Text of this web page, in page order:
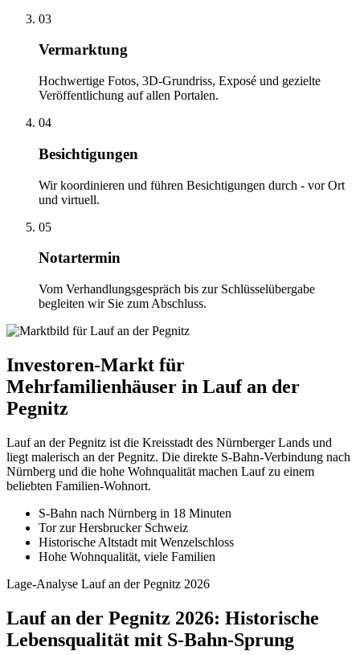
03
Vermarktung
Hochwertige Fotos, 3D-Grundriss, Exposé und gezielte
Veröffentlichung auf allen Portalen.
04
Besichtigungen
Wir koordinieren und führen Besichtigungen durch - vor Ort
und virtuell.
05
Notartermin
Vom Verhandlungsgespräch bis zur Schlüsselübergabe
begleiten wir Sie zum Abschluss.
Investoren-Markt für
Mehrfamilienhäuser in Lauf an der
Pegnitz
Lauf an der Pegnitz ist die Kreisstadt des Nürnberger Lands und
liegt malerisch an der Pegnitz. Die direkte S-Bahn-Verbindung nach
Nürnberg und die hohe Wohnqualität machen Lauf zu einem
beliebten Familien-Wohnort.
S-Bahn nach Nürnberg in 18 Minuten
Tor zur Hersbrucker Schweiz
Historische Altstadt mit Wenzelschloss
Hohe Wohnqualität, viele Familien
Lage-Analyse Lauf an der Pegnitz 2026
Lauf an der Pegnitz 2026: Historische
Lebensqualität mit S-Bahn-Sprung